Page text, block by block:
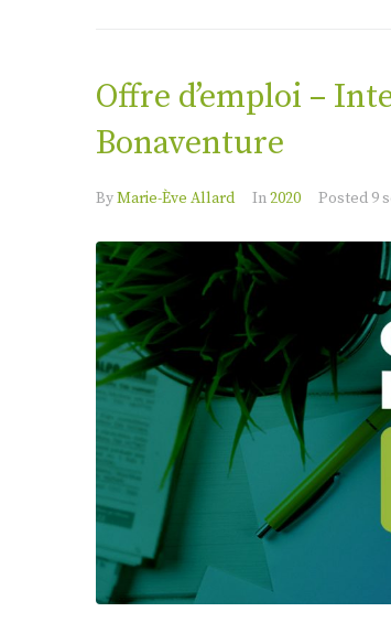
Offre d’emploi –
Bonaventure
ByMarie-Ève Allard In2020 Posted 9